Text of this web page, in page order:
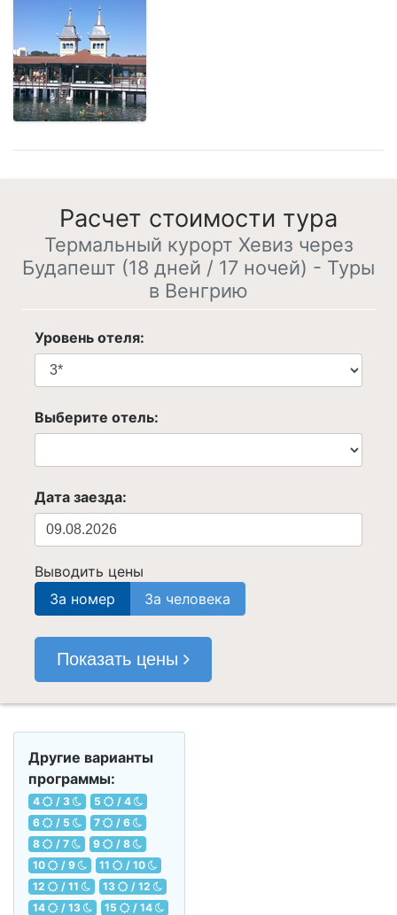
Расчет стоимости тура
Термальный курорт Хевиз через
Будапешт (18 дней / 17 ночей) - Туры
в Венгрию
Уровень отеля:
Выберите отель:
Дата заезда:
Выводить цены
За номер
За человека
Показать цены
Другие варианты
программы:
4 / 3 5
/ 4
6
/ 5 7
/ 6
8
/ 7 9
/ 8
10
/ 9 11
/ 10
12
/ 11 13
/ 12
14
/ 13 15
/ 14